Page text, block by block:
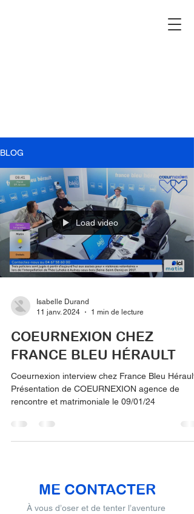
BLOG
Load video
Isabelle Durand
11 janv. 2024
1 min de lecture
COEURNEXION CHEZ
FRANCE BLEU HÉRAULT
Coeurnexion interview chez France Bleu Hérault.
Présentation de COEURNEXION agence de
rencontre et matrimoniale le 09/01/24
ME CONTACTER
À vous d’oser et de tenter l’aventure